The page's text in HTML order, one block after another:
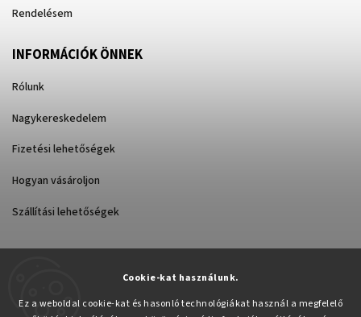
Cookie-kat használunk.
Ez a weboldal cookie-kat és hasonló technológiákat használ a megfelelő
Rendelésem
INFORMÁCIÓK ÖNNEK
Rólunk
Nagykereskedelem
Fizetési lehetőségek
Hogyan vásároljon
Szállítási lehetőségek